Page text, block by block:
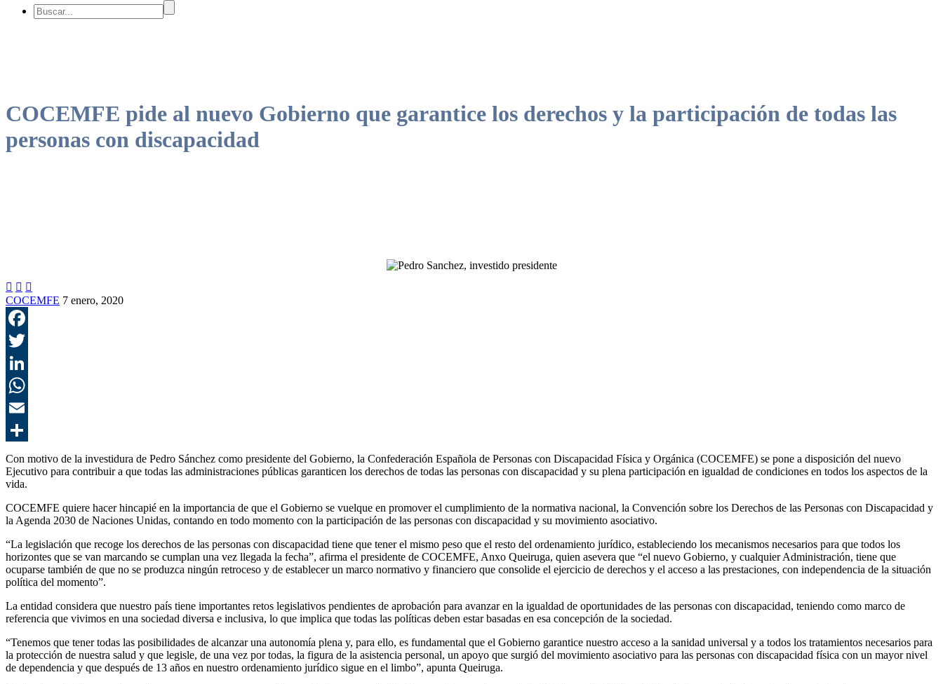
COCEMFE pide al nuevo Gobierno que garantice los derechos y la participación de todas las
personas con discapacidad
  
COCEMFE 7 enero, 2020
Con motivo de la investidura de Pedro Sánchez como presidente del Gobierno, la Confederación Española de Personas con Discapacidad Física y Orgánica (COCEMFE) se pone a disposición del nuevo
Ejecutivo para contribuir a que todas las administraciones públicas garanticen los derechos de todas las personas con discapacidad y su plena participación en igualdad de condiciones en todos los aspectos de la
vida.
COCEMFE quiere hacer hincapié en la importancia de que el Gobierno se vuelque en promover el cumplimiento de la normativa nacional, la Convención sobre los Derechos de las Personas con Discapacidad y
la Agenda 2030 de Naciones Unidas, contando en todo momento con la participación de las personas con discapacidad y su movimiento asociativo.
“La legislación que recoge los derechos de las personas con discapacidad tiene que tener el mismo peso que el resto del ordenamiento jurídico, estableciendo los mecanismos necesarios para que todos los
horizontes que se van marcando se cumplan una vez llegada la fecha”, afirma el presidente de COCEMFE, Anxo Queiruga, quien asevera que “el nuevo Gobierno, y cualquier Administración, tiene que
ocuparse también de que no se produzca ningún retroceso y de establecer un marco normativo y financiero que consolide el ejercicio de derechos y el acceso a las prestaciones, con independencia de la situación
política del momento”.
La entidad considera que nuestro país tiene importantes retos legislativos pendientes de aprobación para avanzar en la igualdad de oportunidades de las personas con discapacidad, teniendo como marco de
referencia que vivimos en una sociedad diversa e inclusiva, lo que implica que todas las políticas deben estar basadas en esa concepción de la sociedad.
“Tenemos que tener todas las posibilidades de alcanzar una autonomía plena y, para ello, es fundamental que el Gobierno garantice nuestro acceso a la sanidad universal y a todos los tratamientos necesarios para
la protección de nuestra salud y que legisle, de una vez por todas, la figura de la asistencia personal, un apoyo que surgió del movimiento asociativo para las personas con discapacidad física con un mayor nivel
de dependencia y que después de 13 años en nuestro ordenamiento jurídico sigue en el limbo”, apunta Queiruga.